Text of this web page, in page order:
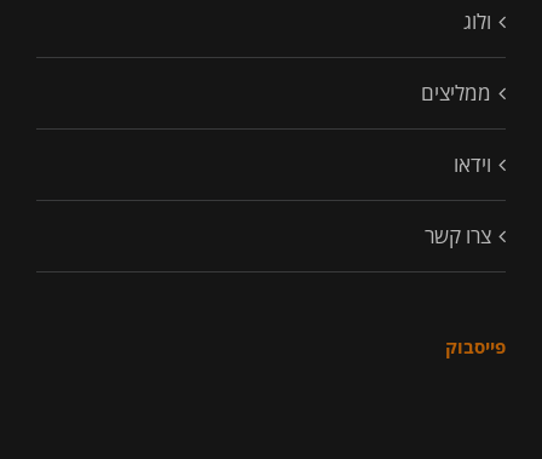
ולוג
ממליצים
וידאו
צרו קשר
פייסבוק